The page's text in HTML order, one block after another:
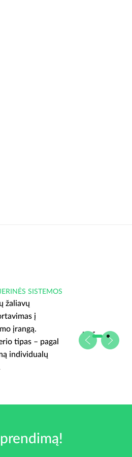
SISTEMOS
žaliavų
į
įrangą.
tipas – pagal
individualų